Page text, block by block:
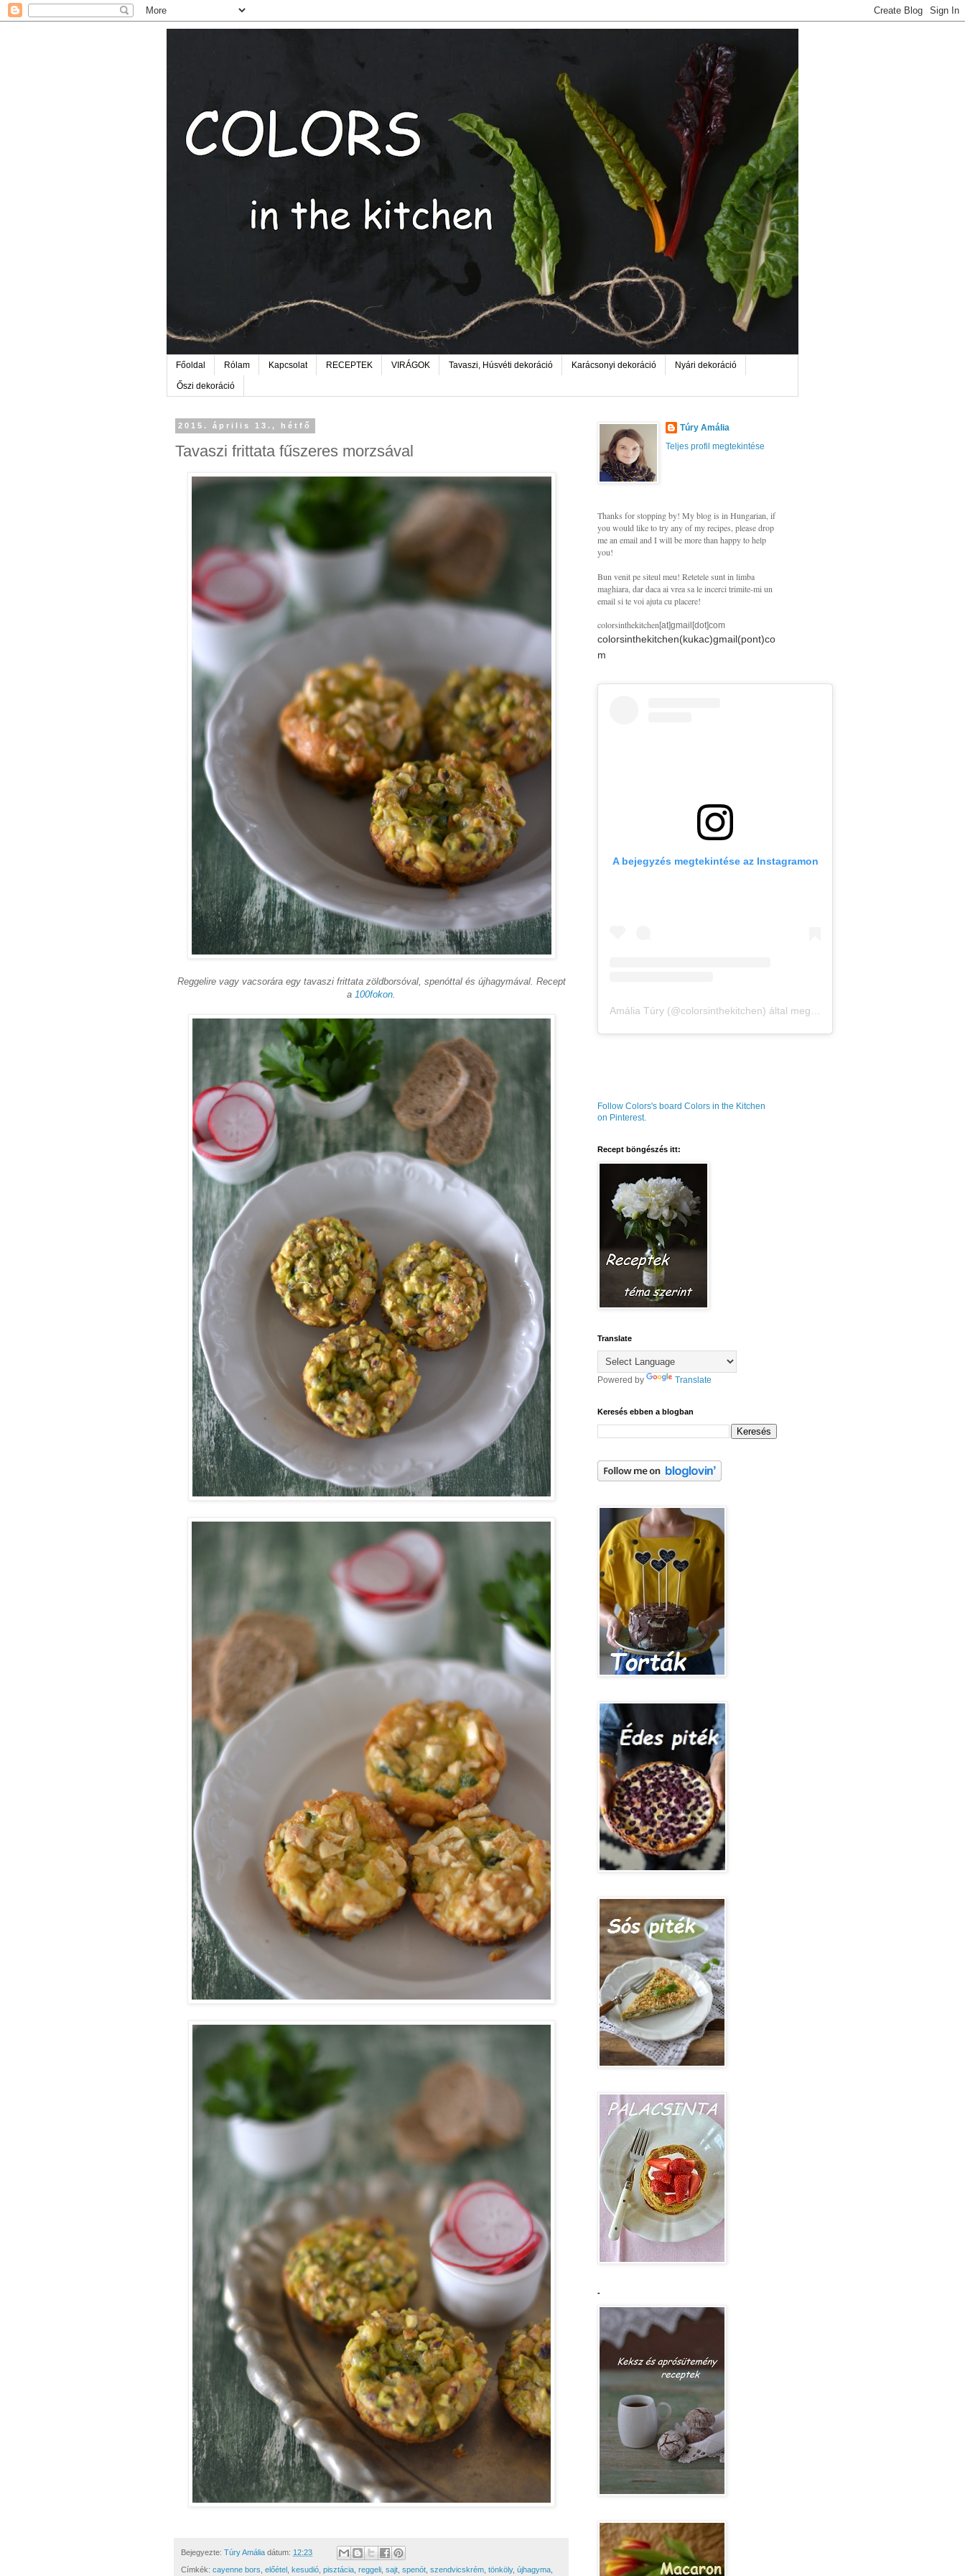
Főoldal Rólam Kapcsolat RECEPTEK VIRÁGOK Tavaszi, Húsvéti dekoráció Karácsonyi dekoráció Nyári dekoráció
Őszi dekoráció
2015. április 13., hétfő
Tavaszi frittata fűszeres morzsával
Reggelire vagy vacsorára egy tavaszi frittata zöldborsóval, spenóttal és újhagymával. Recept
a 100fokon.
Bejegyezte: Túry Amália dátum: 12:23
Címkék: cayenne bors előétel kesudió pisztácia reggeli sajt spenót szendvicskrém tönköly, újhagyma
Túry Amália
Teljes profil megtekintése
Thanks for stopping by! My blog is in Hungarian, if
you would like to try any of my recipes, please drop
me an email and I will be more than happy to help
you!
Bun venit pe siteul meu! Retetele sunt in limba
maghiara, dar daca ai vrea sa le incerci trimite-mi un
email si te voi ajuta cu placere!
colorsinthekitchen[at]gmail[dot]com
colorsinthekitchen(kukac)gmail(pont)co
m
A bejegyzés megtekintése az Instagramon
Amália Túry (@colorsinthekitchen) által megosztott bejegyzés
Follow Colors's board Colors in the Kitchen
on Pinterest.
Recept böngészés itt:
Translate
Powered by Translate
Keresés ebben a blogban
-